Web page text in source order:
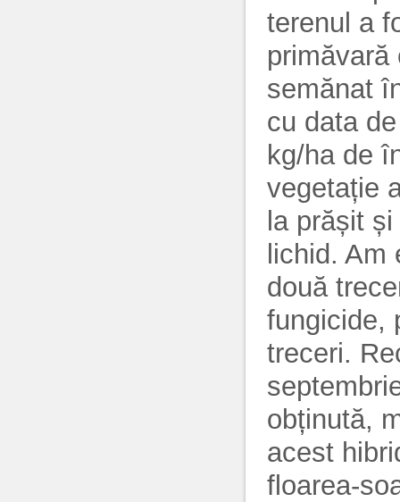
terenul a
semănat
cu data
kg/ha de
vegetație
la prășit
lichid.
două
fungicide,
treceri.
obținută,
acest
floarea-